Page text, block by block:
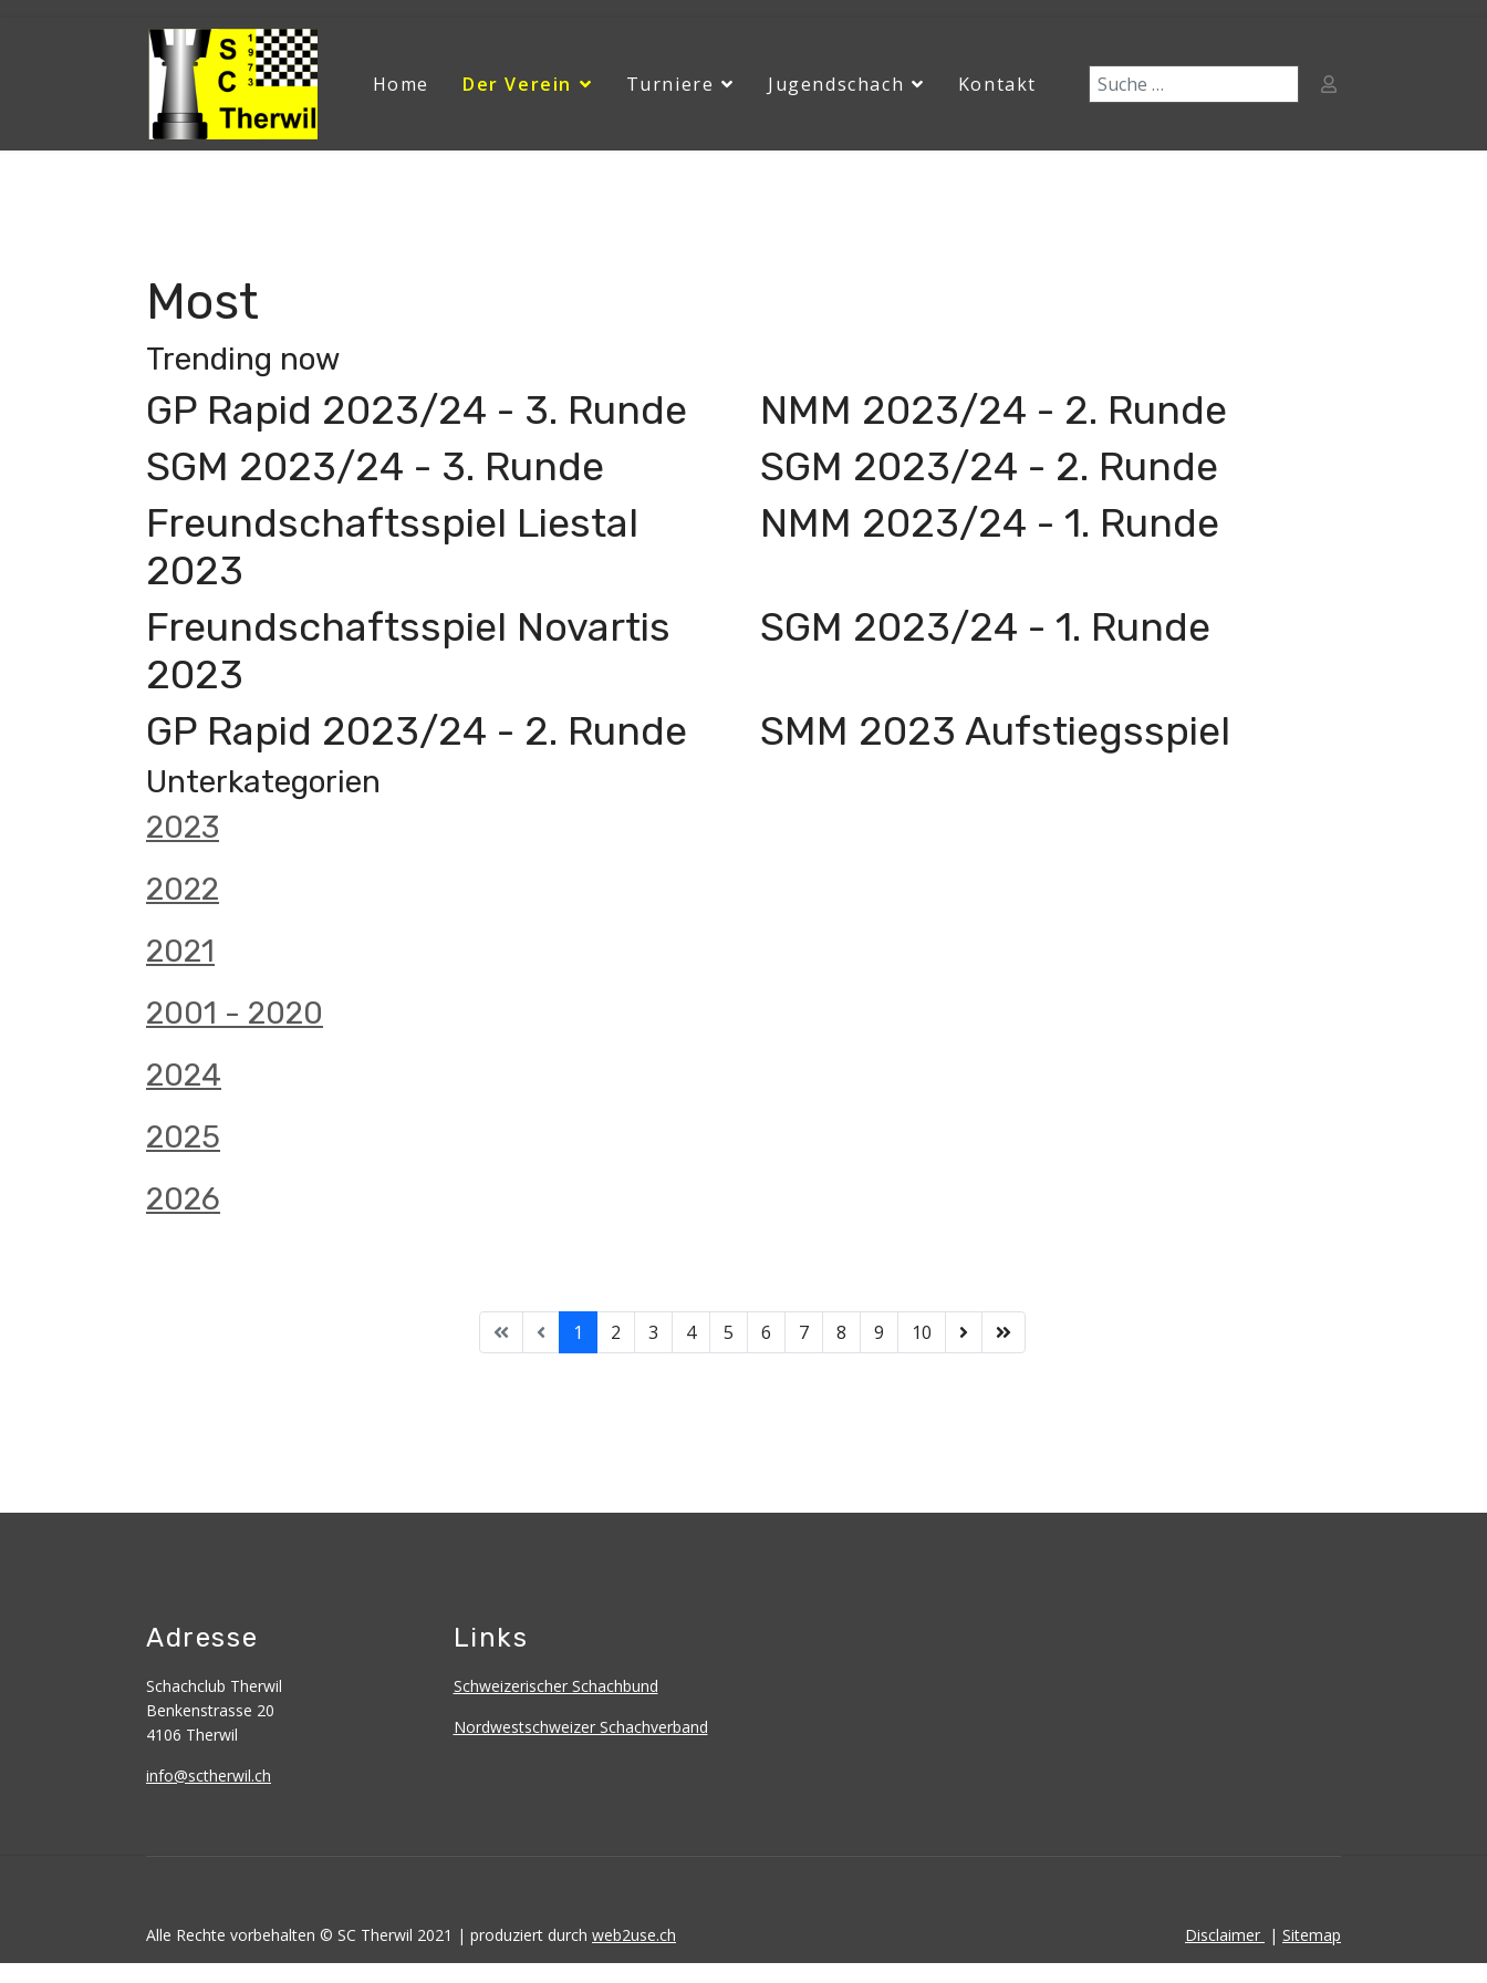
Home Der Verein Turniere Jugendschach Kontakt
Aktuelle Seite:Home
Most
Trending now
GP Rapid 2023/24 - 3. Runde
NMM 2023/24 - 2. Runde
SGM 2023/24 - 3. Runde
SGM 2023/24 - 2. Runde
Freundschaftsspiel Liestal
2023
NMM 2023/24 - 1. Runde
Freundschaftsspiel Novartis
2023
SGM 2023/24 - 1. Runde
GP Rapid 2023/24 - 2. Runde SMM 2023 Aufstiegsspiel
Unterkategorien
2023
2022
2021
2001 - 2020
2024
2025
2026
1 2 3 4 5 6 7 8 9 10
Adresse
Schachclub Therwil
Benkenstrasse 20
4106 Therwil
info@sctherwil.ch
Links
Schweizerischer Schachbund
Nordwestschweizer Schachverband
Alle Rechte vorbehalten © SC Therwil 2021 | produziert durch web2use.ch Disclaimer | Sitemap